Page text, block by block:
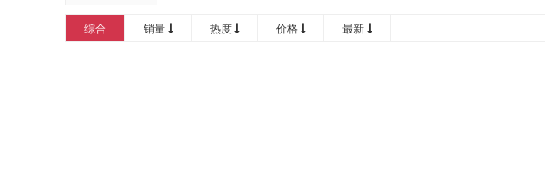
综合 销量 热度 价格 最新